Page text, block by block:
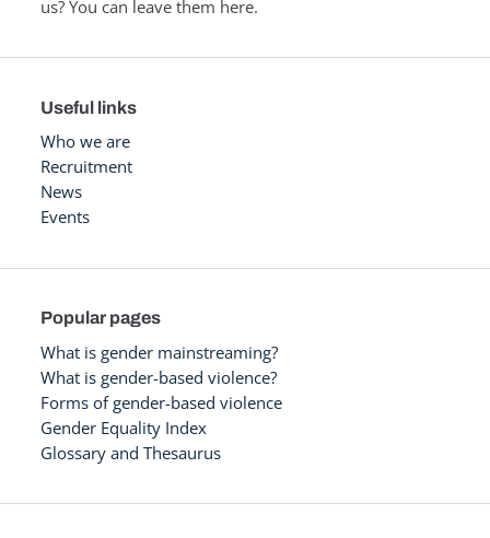
us? You can leave them here.
Useful links
Who we are
Recruitment
News
Events
Popular pages
What is gender mainstreaming?
What is gender-based violence?
Forms of gender-based violence
Gender Equality Index
Glossary and Thesaurus